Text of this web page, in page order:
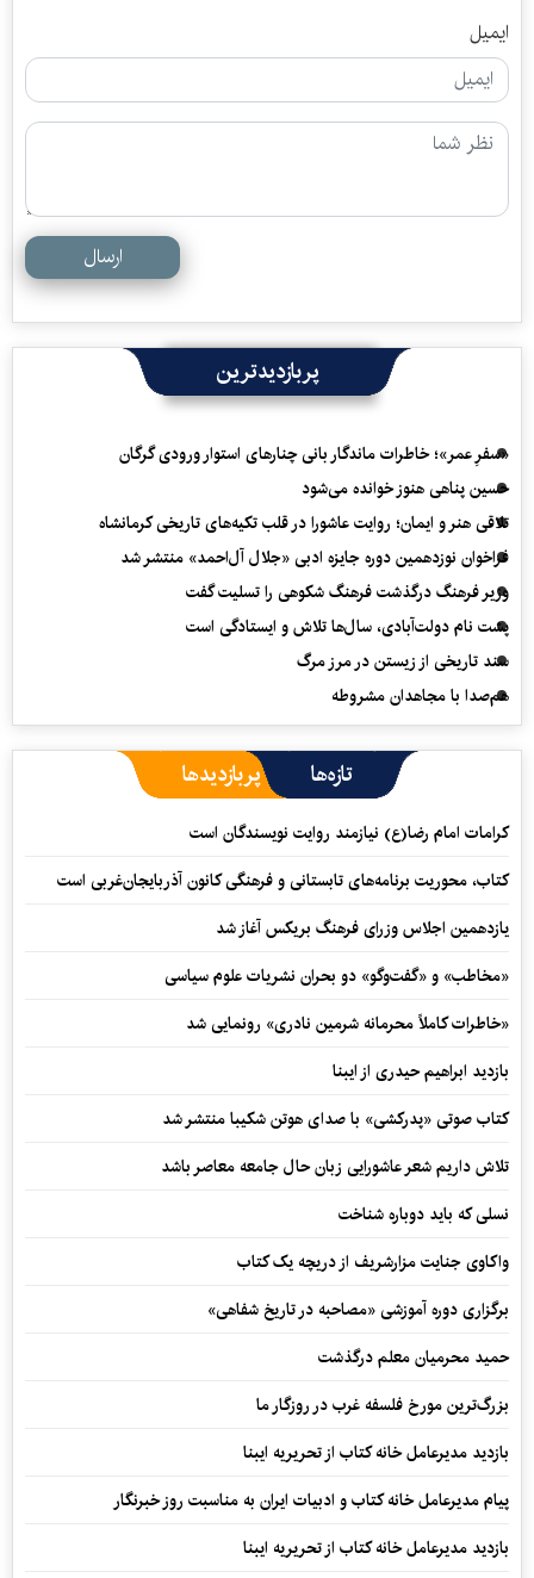
ایمیل
ارسال
پربازدیدترین
«سفرِ عمر»؛ خاطرات ماندگار بانی چنارهای استوار ورودی گرگان
حسین پناهی هنوز خوانده می‌شود
تلاقی هنر و ایمان؛ روایت عاشورا در قلب تکیه‌های تاریخی کرمانشاه
فراخوان نوزدهمین دوره جایزه ادبی «جلال آل‌احمد» منتشر شد
وزیر فرهنگ درگذشت فرهنگ شکوهی را تسلیت گفت
پشت نام دولت‌آبادی، سال‌ها تلاش و ایستادگی است
سند تاریخی از زیستن در مرز مرگ
هم‌صدا با مجاهدان مشروطه
تازه‌ها پربازدیدها
کرامات امام رضا(ع) نیازمند روایت نویسندگان است
کتاب، محوریت برنامه‌های تابستانی و فرهنگی کانون آذربایجان‌غربی است
یازدهمین اجلاس وزرای فرهنگ بریکس آغاز شد
«مخاطب» و «گفت‌وگو» دو بحران نشریات علوم سیاسی
«خاطرات کاملاً محرمانه شرمین نادری» رونمایی شد
بازدید ابراهیم حیدری از ایبنا
کتاب صوتی «پدرکشی» با صدای هوتن شکیبا منتشر شد
تلاش داریم شعر عاشورایی زبان حال جامعه معاصر باشد
نسلی که باید دوباره شناخت
واکاوی جنایت مزارشریف از دریچه یک کتاب
برگزاری دوره آموزشی «مصاحبه در تاریخ شفاهی»
حمید محرمیان معلم درگذشت
بزرگ‌ترین مورخ فلسفه غرب در روزگار ما
بازدید مدیرعامل خانه کتاب از تحریریه ایبنا
پیام مدیرعامل خانه کتاب و ادبیات ایران به مناسبت روز خبرنگار
بازدید مدیرعامل خانه کتاب از تحریریه ایبنا